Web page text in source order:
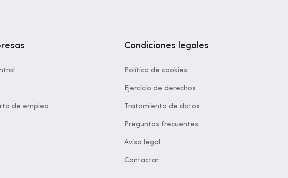
de empleo
Condiciones legales
Política de cookies
Ejercicio de derechos
Tratamiento de datos
Preguntas frecuentes
Aviso legal
Contactar